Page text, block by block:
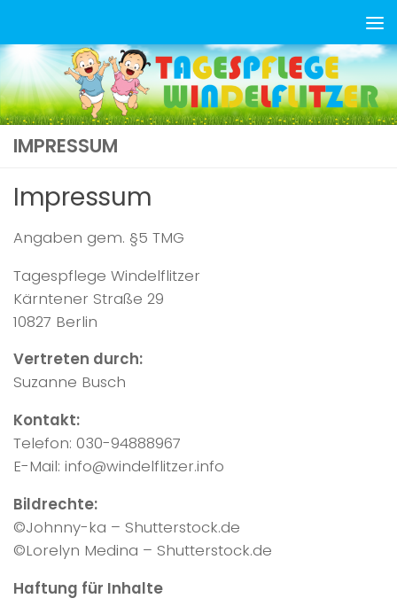
IMPRESSUM
Impressum
Angaben gem. §5 TMG
Tagespflege Windelflitzer
Kärntener Straße 29
10827 Berlin
Vertreten durch:
Suzanne Busch
Kontakt:
Telefon: 030-94888967
E-Mail: info@windelflitzer.info
Bildrechte:
©Johnny-ka – Shutterstock.de
©Lorelyn Medina – Shutterstock.de
Haftung für Inhalte